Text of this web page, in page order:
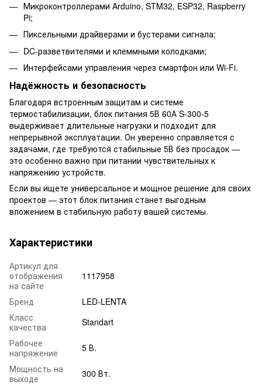
Микроконтроллерами Arduino, STM32, ESP32, Raspberry
Pi;
Пиксельными драйверами и бустерами сигнала;
DC-разветвителями и клеммными колодками;
Интерфейсами управления через смартфон или Wi-Fi.
Надёжность и безопасность
Благодаря встроенным защитам и системе
термостабилизации, блок питания 5В 60А S-300-5
выдерживает длительные нагрузки и подходит для
непрерывной эксплуатации. Он уверенно справляется с
задачами, где требуются стабильные 5В без просадок —
это особенно важно при питании чувствительных к
напряжению устройств.
Если вы ищете универсальное и мощное решение для своих
проектов — этот блок питания станет выгодным
вложением в стабильную работу вашей системы.
Характеристики
Артикул для
отображения
на сайте
1117958
Бренд
LED-LENTA
Класс
качества
Standart
Рабочее
напряжение
5 В.
Мощность на
выходе
300 Вт.